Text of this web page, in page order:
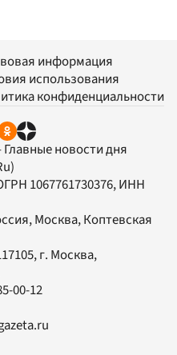
информация
использования
конфиденциальности
Главные новости дня
1067761730376, ИНН
Москва, Коптевская
, г. Москва,
00-12